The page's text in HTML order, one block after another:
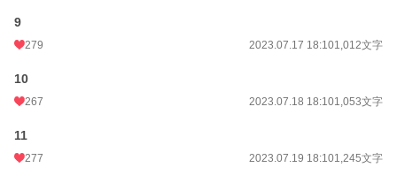
9
279 2023.07.17 18:101,012文字
10
267 2023.07.18 18:101,053文字
11
277 2023.07.19 18:101,245文字